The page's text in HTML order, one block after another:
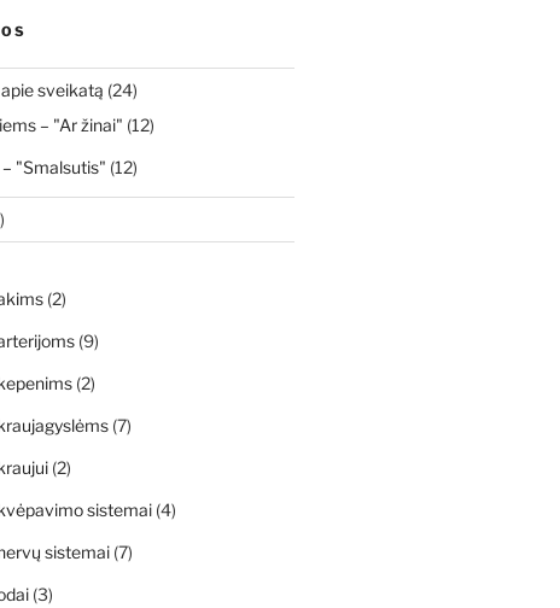
sveikatą (24)
– "Ar žinai" (12)
"Smalsutis" (12)
(2)
(9)
(2)
(7)
(2)
sistemai(4)
sistemai(7)
(3)